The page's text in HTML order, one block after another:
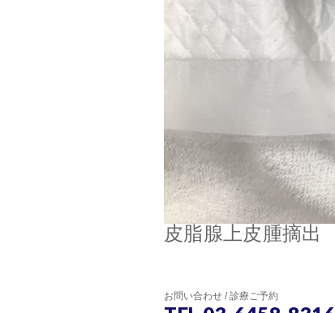
皮脂腺上皮腫摘出
お問い合わせ / 診療ご予約